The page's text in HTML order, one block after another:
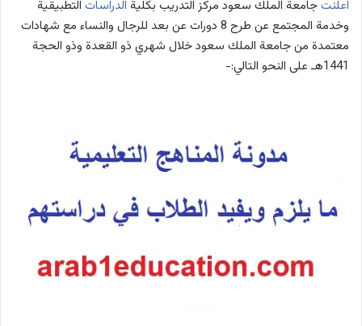
اعلنتجامعة الملك سعود مركز التدريب بكلية الدراسات التطبيقية
وخدمة المجتمع عن طرح 8 دورات عن بعد للرجال والنساء مع شهادات
معتمدة من جامعة الملك سعود خلال شهري ذو القعدة وذو الحجة
1441هـ على النحو التالي:-